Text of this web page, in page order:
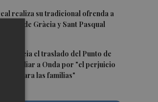
realiza su tradicional ofrenda a
Déu de Gràcia y Sant Pasqual
denuncia el traslado del Punto de
Familiar a Onda por "el perjuicio
para las familias"